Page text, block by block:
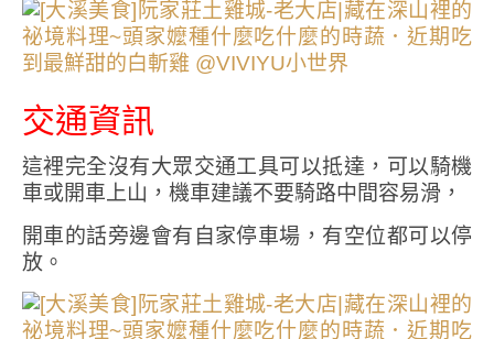
交通資訊
這裡完全沒有大眾交通工具可以抵達，可以騎機
車或開車上山，機車建議不要騎路中間容易滑，
開車的話旁邊會有自家停車場，有空位都可以停
放。